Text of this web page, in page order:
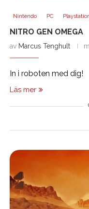
Nintendo PC
NITRO GEN OMEGA
av Marcus Tenghult
In i roboten med dig!
Läs mer